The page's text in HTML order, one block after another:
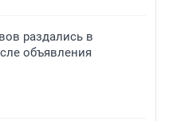
раздались в
объявления